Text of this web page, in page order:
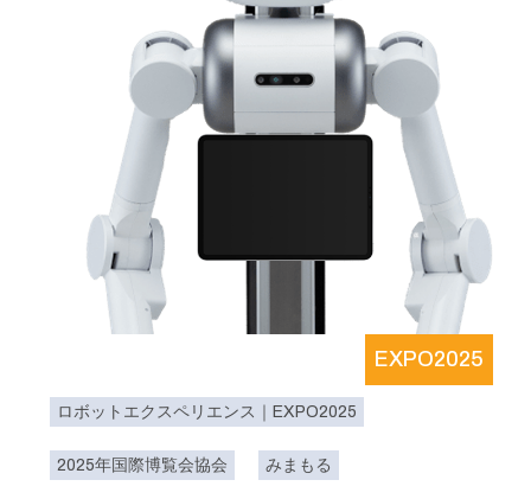
EXPO2025
ロボットエクスペリエンス｜EXPO2025
2025年国際博覧会協会 みまもる